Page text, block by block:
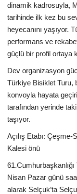
dinamik kadrosuyla,
tarihinde ilk kez bu
heyecanını yaşıyor.
performans ve
güçlü bir profil ortaya
Dev organizasyon
Türkiye Bisiklet Turu,
konvoyla hayata
tarafından yerinde
taşıyor.
Açılış Etabı:
Kalesi önü
61.Cumhurbaşkanlığı
Nisan Pazar günü
alarak Selçuk’ta